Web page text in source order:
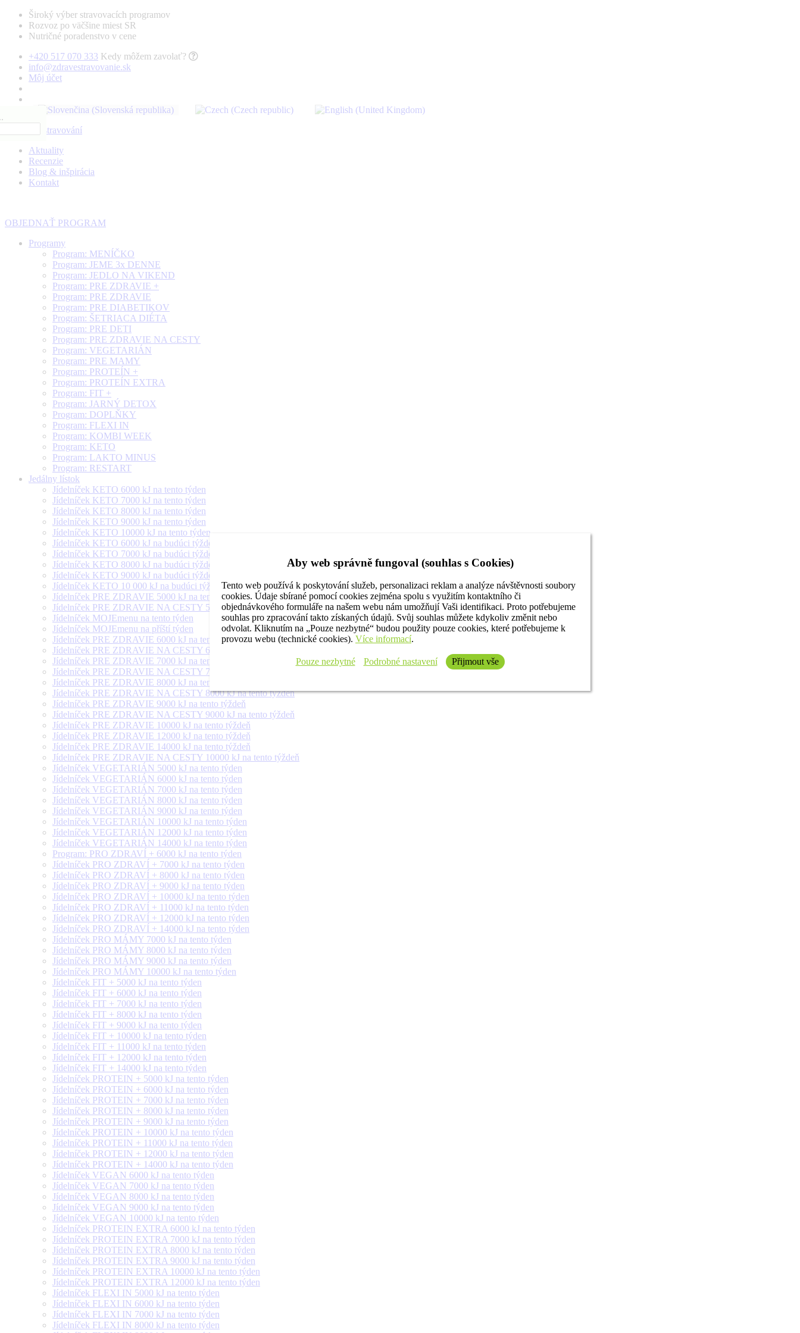
Aby web správně fungoval (souhlas s Cookies)
Tento web používá k poskytování služeb, personalizaci reklam a analýze návštěvnosti soubory
cookies. Údaje sbírané pomocí cookies zejména spolu s využitím kontaktního či
objednávkového formuláře na našem webu nám umožňují Vaši identifikaci. Proto potřebujeme
souhlas pro zpracování takto získaných údajů. Svůj souhlas můžete kdykoliv změnit nebo
odvolat. Kliknutím na „Pouze nezbytné“ budou použity pouze cookies, které potřebujeme k
provozu webu (technické cookies). Více informací.
Pouze nezbytné Podrobné nastavení Přijmout vše
Široký výber stravovacích programov
Rozvoz po väčšine miest SR
Nutričné poradenstvo v cene
+420 517 070 333 Kedy môžem zavolať?
info@zdravestravovanie.sk
Môj účet
Aktuality
Recenzie
Blog & inšpirácia
Kontakt
OBJEDNAŤ PROGRAM
Programy
Program: MENÍČKO
Program: JEME 3x DENNE
Program: JEDLO NA VIKEND
Program: PRE ZDRAVIE +
Program: PRE ZDRAVIE
Program: PRE DIABETIKOV
Program: ŠETRIACA DIÉTA
Program: PRE DETI
Program: PRE ZDRAVIE NA CESTY
Program: VEGETARIÁN
Program: PRE MAMY
Program: PROTEÍN +
Program: PROTEÍN EXTRA
Program: FIT +
Program: JARNÝ DETOX
Program: DOPLŇKY
Program: FLEXI IN
Program: KOMBI WEEK
Program: KETO
Program: LAKTO MINUS
Program: RESTART
Jedálny lístok
Jídelníček KETO 6000 kJ na tento týden
Jídelníček KETO 7000 kJ na tento týden
Jídelníček KETO 8000 kJ na tento týden
Jídelníček KETO 9000 kJ na tento týden
Jídelníček KETO 10000 kJ na tento týden
Jídelníček KETO 6000 kJ na budúci týždeň
Jídelníček KETO 7000 kJ na budúci týždeň
Jídelníček KETO 8000 kJ na budúci týždeň
Jídelníček KETO 9000 kJ na budúci týždeň
Jídelníček KETO 10 000 kJ na budúci týždeň
Jídelníček PRE ZDRAVIE 5000 kJ na tento týždeň
Jídelníček PRE ZDRAVIE NA CESTY 5000 kJ na tento týždeň
Jídelníček MOJEmenu na tento týden
Jídelníček MOJEmenu na příští týden
Jídelníček PRE ZDRAVIE 6000 kJ na tento týždeň
Jídelníček PRE ZDRAVIE NA CESTY 6000 kJ na tento týždeň
Jídelníček PRE ZDRAVIE 7000 kJ na tento týždeň
Jídelníček PRE ZDRAVIE NA CESTY 7000 kJ na tento týždeň
Jídelníček PRE ZDRAVIE 8000 kJ na tento týždeň
Jídelníček PRE ZDRAVIE NA CESTY 8000 kJ na tento týždeň
Jídelníček PRE ZDRAVIE 9000 kJ na tento týždeň
Jídelníček PRE ZDRAVIE NA CESTY 9000 kJ na tento týždeň
Jídelníček PRE ZDRAVIE 10000 kJ na tento týždeň
Jídelníček PRE ZDRAVIE 12000 kJ na tento týždeň
Jídelníček PRE ZDRAVIE 14000 kJ na tento týždeň
Jídelníček PRE ZDRAVIE NA CESTY 10000 kJ na tento týždeň
Jídelníček VEGETARIÁN 5000 kJ na tento týden
Jídelníček VEGETARIÁN 6000 kJ na tento týden
Jídelníček VEGETARIÁN 7000 kJ na tento týden
Jídelníček VEGETARIÁN 8000 kJ na tento týden
Jídelníček VEGETARIÁN 9000 kJ na tento týden
Jídelníček VEGETARIÁN 10000 kJ na tento týden
Jídelníček VEGETARIÁN 12000 kJ na tento týden
Jídelníček VEGETARIÁN 14000 kJ na tento týden
Program: PRO ZDRAVÍ + 6000 kJ na tento týden
Jídelníček PRO ZDRAVÍ + 7000 kJ na tento týden
Jídelníček PRO ZDRAVÍ + 8000 kJ na tento týden
Jídelníček PRO ZDRAVÍ + 9000 kJ na tento týden
Jídelníček PRO ZDRAVÍ + 10000 kJ na tento týden
Jídelníček PRO ZDRAVÍ + 11000 kJ na tento týden
Jídelníček PRO ZDRAVÍ + 12000 kJ na tento týden
Jídelníček PRO ZDRAVÍ + 14000 kJ na tento týden
Jídelníček PRO MÁMY 7000 kJ na tento týden
Jídelníček PRO MÁMY 8000 kJ na tento týden
Jídelníček PRO MÁMY 9000 kJ na tento týden
Jídelníček PRO MÁMY 10000 kJ na tento týden
Jídelníček FIT + 5000 kJ na tento týden
Jídelníček FIT + 6000 kJ na tento týden
Jídelníček FIT + 7000 kJ na tento týden
Jídelníček FIT + 8000 kJ na tento týden
Jídelníček FIT + 9000 kJ na tento týden
Jídelníček FIT + 10000 kJ na tento týden
Jídelníček FIT + 11000 kJ na tento týden
Jídelníček FIT + 12000 kJ na tento týden
Jídelníček FIT + 14000 kJ na tento týden
Jídelníček PROTEIN + 5000 kJ na tento týden
Jídelníček PROTEIN + 6000 kJ na tento týden
Jídelníček PROTEIN + 7000 kJ na tento týden
Jídelníček PROTEIN + 8000 kJ na tento týden
Jídelníček PROTEIN + 9000 kJ na tento týden
Jídelníček PROTEIN + 10000 kJ na tento týden
Jídelníček PROTEIN + 11000 kJ na tento týden
Jídelníček PROTEIN + 12000 kJ na tento týden
Jídelníček PROTEIN + 14000 kJ na tento týden
Jídelníček VEGAN 6000 kJ na tento týden
Jídelníček VEGAN 7000 kJ na tento týden
Jídelníček VEGAN 8000 kJ na tento týden
Jídelníček VEGAN 9000 kJ na tento týden
Jídelníček VEGAN 10000 kJ na tento týden
Jídelníček PROTEIN EXTRA 6000 kJ na tento týden
Jídelníček PROTEIN EXTRA 7000 kJ na tento týden
Jídelníček PROTEIN EXTRA 8000 kJ na tento týden
Jídelníček PROTEIN EXTRA 9000 kJ na tento týden
Jídelníček PROTEIN EXTRA 10000 kJ na tento týden
Jídelníček PROTEIN EXTRA 12000 kJ na tento týden
Jídelníček FLEXI IN 5000 kJ na tento týden
Jídelníček FLEXI IN 6000 kJ na tento týden
Jídelníček FLEXI IN 7000 kJ na tento týden
Jídelníček FLEXI IN 8000 kJ na tento týden